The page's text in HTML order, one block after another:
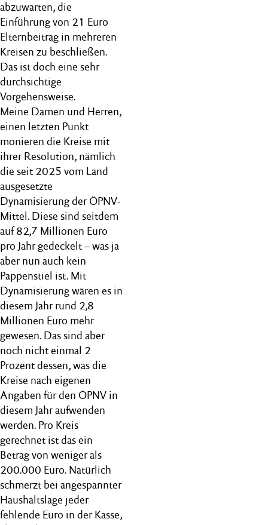
abzuwarten, die
Einführung von 21 Euro
Elternbeitrag in mehreren
Kreisen zu beschließen.
Das ist doch eine sehr
durchsichtige
Vorgehensweise.
Meine Damen und Herren,
einen letzten Punkt
monieren die Kreise mit
ihrer Resolution, nämlich
die seit 2025 vom Land
ausgesetzte
Dynamisierung der ÖPNV-
Mittel. Diese sind seitdem
auf 82,7 Millionen Euro
pro Jahr gedeckelt – was ja
aber nun auch kein
Pappenstiel ist. Mit
Dynamisierung wären es in
diesem Jahr rund 2,8
Millionen Euro mehr
gewesen. Das sind aber
noch nicht einmal 2
Prozent dessen, was die
Kreise nach eigenen
Angaben für den ÖPNV in
diesem Jahr aufwenden
werden. Pro Kreis
gerechnet ist das ein
Betrag von weniger als
200.000 Euro. Natürlich
schmerzt bei angespannter
Haushaltslage jeder
fehlende Euro in der Kasse,